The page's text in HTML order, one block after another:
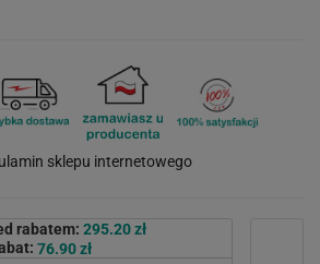
rabatem: 295.20 zł
76.90 zł